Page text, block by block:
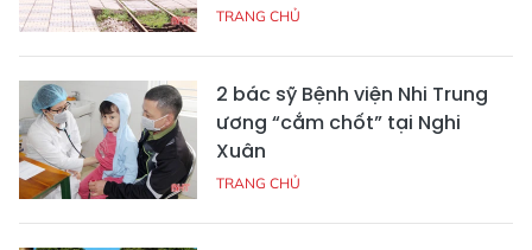
TRANG CHỦ
2 bác sỹ Bệnh viện Nhi Trung
ương “cắm chốt” tại Nghi
Xuân
TRANG CHỦ